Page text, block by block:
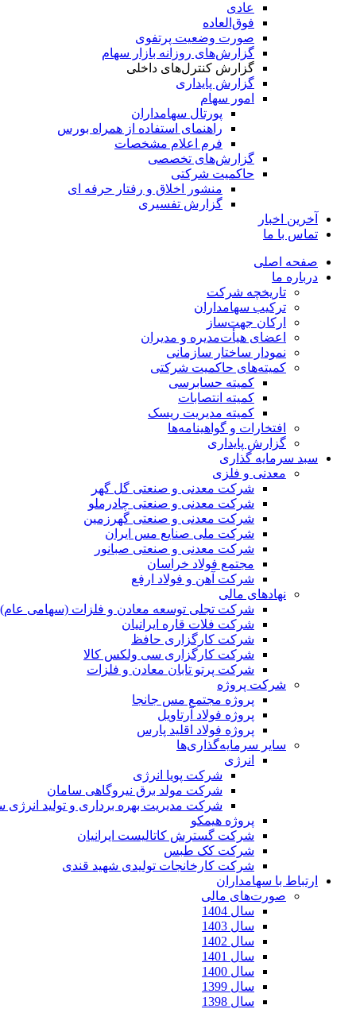
عادی
فوق‌العاده
صورت وضعیت پرتفوی
گزارش‌های روزانه بازار سهام
گزارش کنترل‌های داخلی
گزارش پایداری
امور سهام
پورتال سهامداران
راهنمای استفاده از همراه بورس
فرم اعلام مشخصات
گزارش‌های تخصصی
حاکمیت شرکتی
منشور اخلاق و رفتار حرفه­ ای
گزارش تفسیری
آخرین اخبار
تماس با ما
صفحه اصلی
درباره ما
تاریخچه شرکت
ترکیب سهامداران
ارکان جهت‌ساز
اعضای هیأت‌مدیره و مدیران
نمودار ساختار سازمانی
کمیته‌های حاکمیت شرکتی
کمیته حسابرسی
کمیته انتصابات
کمیته مدیریت ریسک
افتخارات و گواهینامه‌ها
گزارش پایداری
سبد سرمایه گذاری
معدنی و فلزی
شرکت معدنی و صنعتی گل گهر
شرکت معدنی و صنعتی چادرملو
شرکت معدنی و صنعتی گهرزمین
شرکت ملی صنایع مس ایران
شرکت معدنی و صنعتی صبانور
مجتمع فولاد خراسان
شرکت آهن و فولاد ارفع
نهادهای مالی
شرکت تجلی توسعه معادن و فلزات (سهامی عام)
شرکت فلات قاره ایرانیان
شرکت کارگزاری حافظ
شرکت کارگزاری سی ولکس کالا
شرکت پرتو تابان معادن و فلزات
شرکت پروژه
پروژه مجتمع مس جانجا
پروژه فولاد آرتاویل
پروژه فولاد اقلید پارس
سایر سرمایه‌گذاری‌ها
انرژی
شرکت پویا انرژی
شرکت مولد برق نیروگاهی سامان
شرکت مدیریت بهره برداری و تولید انرژی
پروژه هیمکو
شرکت گسترش کاتالیست ایرانیان
شرکت کک طبس
شرکت کارخانجات تولیدی شهید قندی
ارتباط با سهامداران
صورت‌های مالی
سال 1404
سال 1403
سال 1402
سال 1401
سال 1400
سال 1399
سال 1398